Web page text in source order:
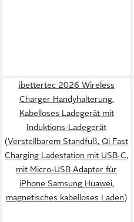
ibettertec 2026 Wireless
Charger Handyhalterung,
Kabelloses Ladegerät mit
Induktions-Ladegerät
(Verstellbarem Standfuß, Qi Fast
Charging Ladestation mit USB-C,
mit Micro-USB Adapter für
iPhone Samsung Huawei,
magnetisches kabelloses Laden)